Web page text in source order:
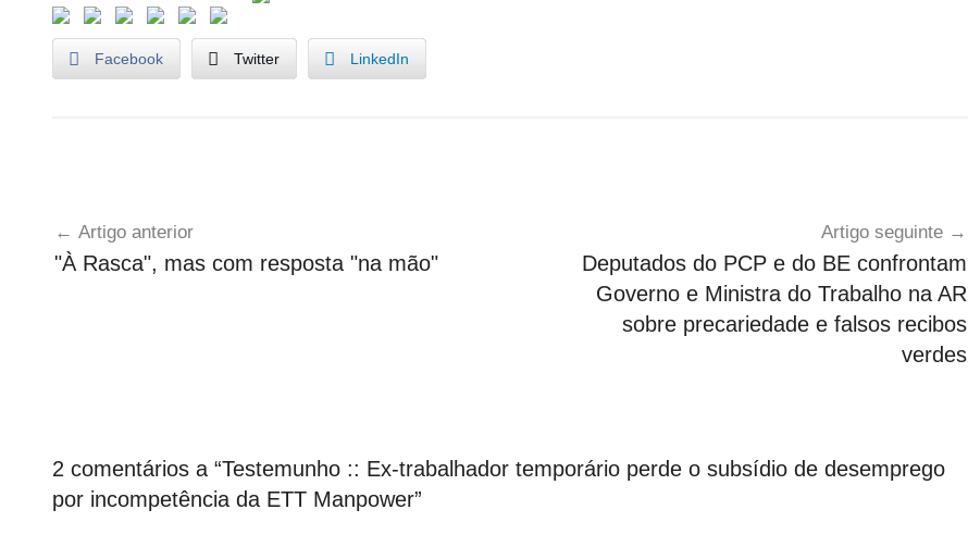
Facebook Twitter LinkedIn
s
t
s
Artigo anterior
"À Rasca", mas com resposta "na mão"
Artigo seguinte
Deputados do PCP e do BE confrontam
Governo e Ministra do Trabalho na AR
sobre precariedade e falsos recibos
verdes
2 comentários a “Testemunho :: Ex-trabalhador temporário perde o subsídio de desemprego
por incompetência da ETT Manpower”